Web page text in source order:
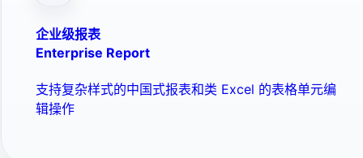
企业级报表
Enterprise Report
支持复杂样式的中国式报表和类 Excel 的表格单元编
辑操作